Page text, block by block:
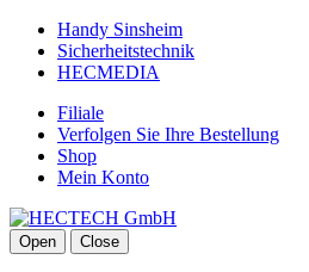
Handy Sinsheim
Sicherheitstechnik
HECMEDIA
Filiale
Verfolgen Sie Ihre Bestellung
Shop
Mein Konto
Open Close